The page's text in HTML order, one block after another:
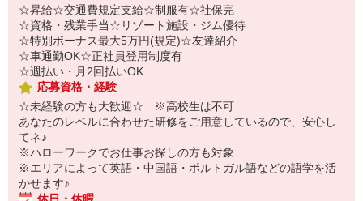
☆昇給☆交通費規定支給☆制服有☆社保完
☆資格・残業手当☆リゾート施設・ジム優待
☆特別ボーナス最大5万円(規定)☆友達紹介
☆車通勤OK☆正社員登用制度有
☆週払い・月2回払いOK
応募資格・経験
☆未経験の方も大歓迎☆ ※高校生は不可
あなたのレベルに合わせた研修をご用意しているので、安心し
てネ♪
※ハローワークでお仕事お探しの方も対象
※エリアによって英語・中国語・ポルトガル語などの語学を活
かせます♪